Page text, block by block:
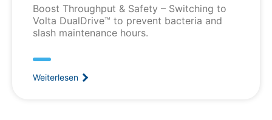
Boost Throughput & Safety – Switching to
Volta DualDrive™ to prevent bacteria and
slash maintenance hours.
Weiterlesen